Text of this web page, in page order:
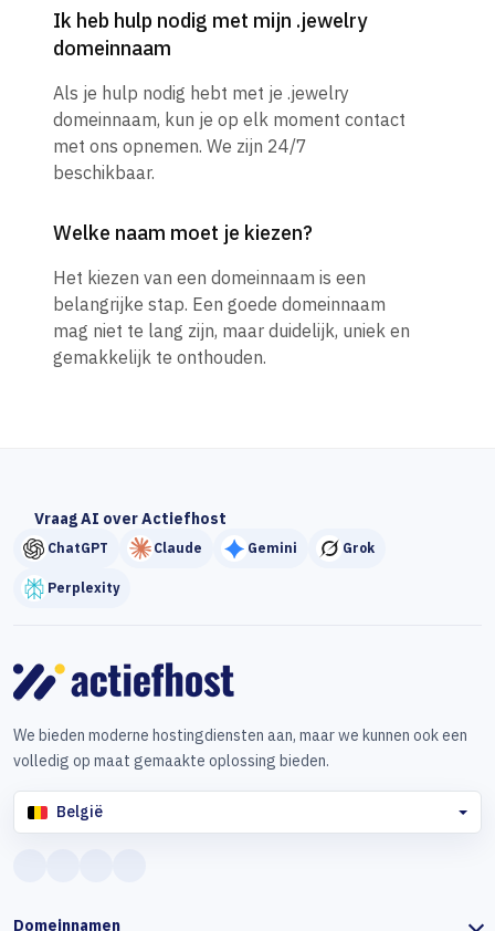
Ik heb hulp nodig met mijn .jewelry
domeinnaam
Als je hulp nodig hebt met je .jewelry
domeinnaam, kun je op elk moment contact
met ons opnemen. We zijn 24/7
beschikbaar.
Welke naam moet je kiezen?
Het kiezen van een domeinnaam is een
belangrijke stap. Een goede domeinnaam
mag niet te lang zijn, maar duidelijk, uniek en
gemakkelijk te onthouden.
Vraag AI over Actiefhost
ChatGPT Claude Gemini Grok
Perplexity
We bieden moderne hostingdiensten aan, maar we kunnen ook een
volledig op maat gemaakte oplossing bieden.
België
Domeinnamen